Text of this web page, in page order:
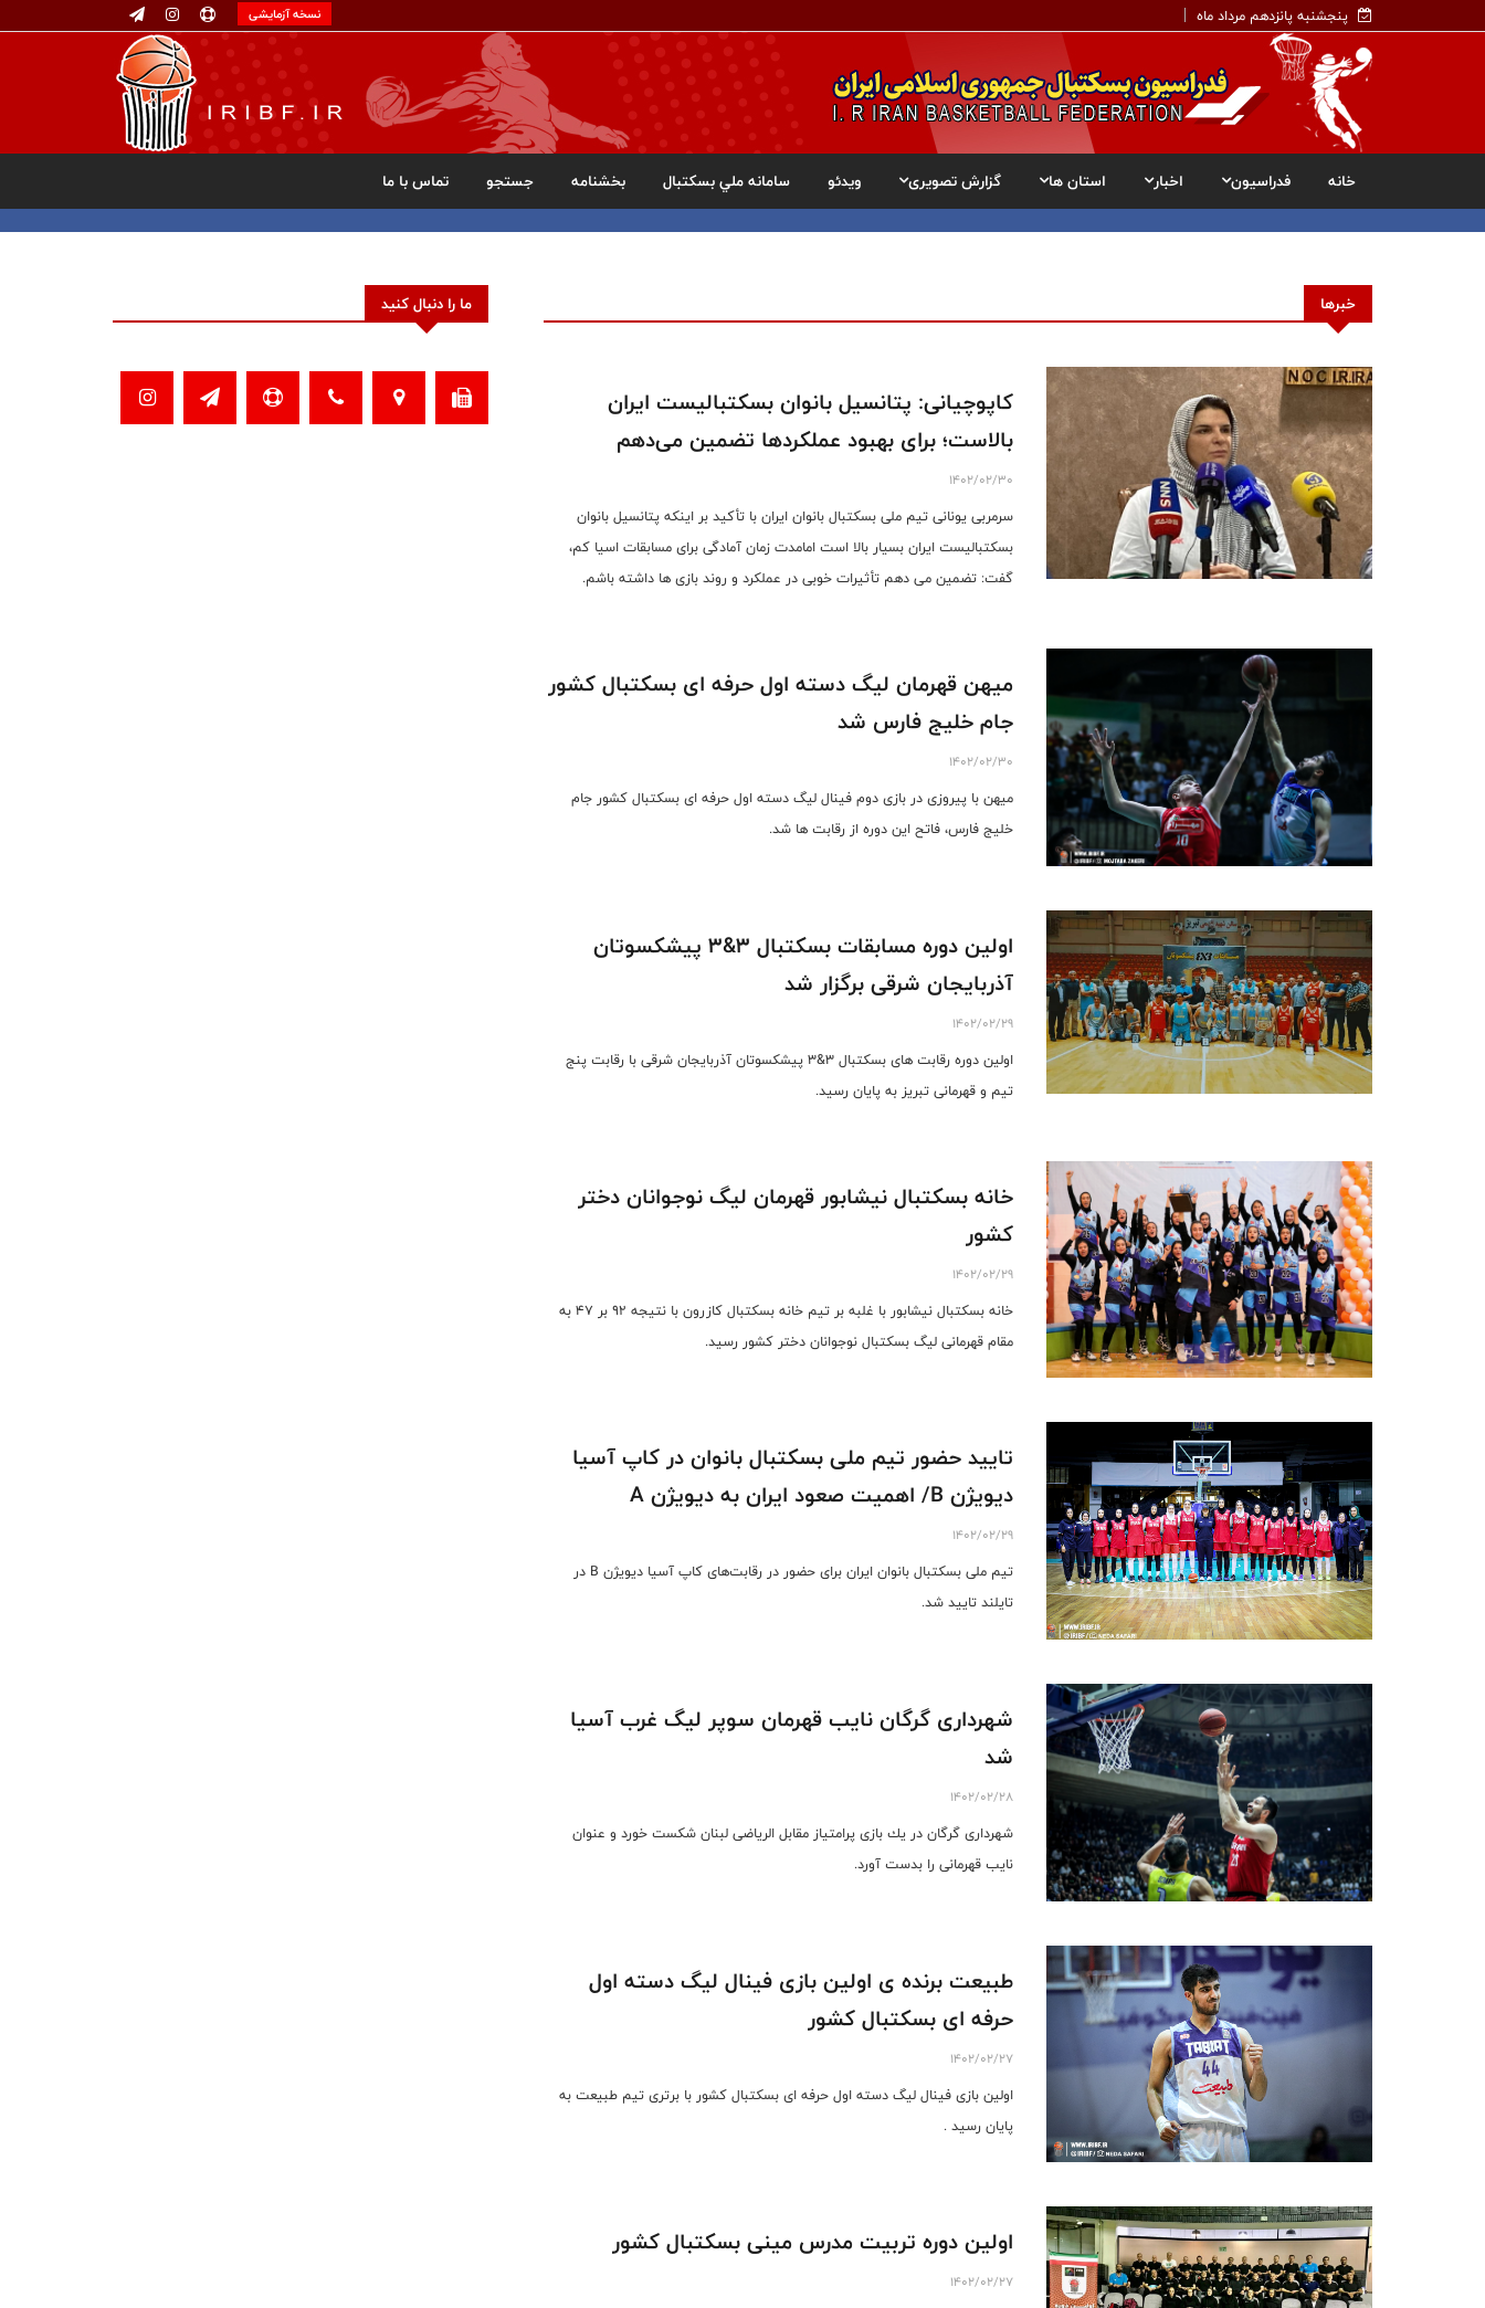
پنجشنبه پانزدهم مرداد ماه نسخه آزمایشی
خانه فدراسیون اخبار استان ها گزارش تصویری ویدئو سامانه ملي بسکتبال بخشنامه جستجو تماس با ما
خبرها
کاپوچیانی: پتانسیل بانوان بسکتبالیست ایران
بالاست؛ برای بهبود عملکردها تضمین می‌دهم
1402/02/30
سرمربی یونانی تیم ملی بسکتبال بانوان ایران با تأکید بر اینکه پتانسیل بانوان
بسکتبالیست ایران بسیار بالا است امامدت زمان آمادگی برای مسابقات اسیا کم،
گفت: تضمین می دهم تأثیرات خوبی در عملکرد و روند بازی ها داشته باشم.
میهن قهرمان لیگ دسته اول حرفه ای بسکتبال کشور
جام خلیج فارس شد
1402/02/30
میهن با پیروزی در بازی دوم فینال لیگ دسته اول حرفه ای بسکتبال کشور جام
خلیج فارس، فاتح این دوره از رقابت ها شد.
اولین دوره مسابقات بسکتبال 3&3 پیشکسوتان
آذربایجان شرقی برگزار شد
1402/02/29
اولین دوره رقابت های بسکتبال 3&3 پیشکسوتان آذربایجان شرقی با رقابت پنج
تیم و قهرمانی تبریز به پایان رسید.
خانه بسکتبال نیشابور قهرمان لیگ نوجوانان دختر
کشور
1402/02/29
خانه بسکتبال نیشابور با غلبه بر تیم خانه بسکتبال کازرون با نتیجه ۹۲ بر ۴۷ به
مقام قهرمانی لیگ بسکتبال نوجوانان دختر کشور رسید.
تایید حضور تیم ملی بسکتبال بانوان در کاپ آسیا
دیویژن B/ اهمیت صعود ایران به دیویژن A
1402/02/29
تیم ملی بسکتبال بانوان ایران برای حضور در رقابت‌های کاپ آسیا دیویژن B در
تایلند تایید شد.
شهرداری گرگان نایب قهرمان سوپر لیگ غرب آسیا
شد
1402/02/28
شهردارى گرگان در يك بازى پرامتياز مقابل الرياضى لبنان شكست خورد و عنوان
نایب قهرمانی را بدست آورد.
طبیعت برنده ی اولین بازی فینال لیگ دسته اول
حرفه ای بسکتبال کشور
1402/02/27
اولین بازی فینال لیگ دسته اول حرفه ای بسکتبال کشور با برتری تیم طبیعت به
پایان رسید .
اولین دوره تربیت مدرس مینی بسکتبال کشور
1402/02/27
ما را دنبال کنید